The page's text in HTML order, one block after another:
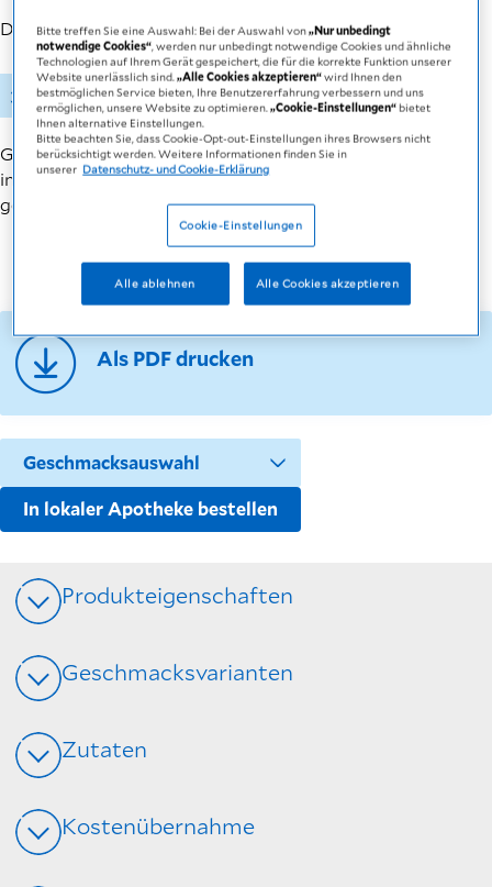
Der schmackhafte Energieschub und das Plus an Eiweiss
300 kcal 20 g Protein 6 Aromen
Gebrauchsfertige Trinknahrung mit hohem Eiweissgehalt
in köstlichen Geschmackssorten. Auch für Diabetiker
geeignet.
Als PDF drucken
In lokaler Apotheke bestellen
Produkteigenschaften
Geschmacksvarianten
Zutaten
Kostenübernahme
Bitte treffen Sie eine Auswahl: Bei der Auswahl von„Nur unbedingt
notwendige Cookies“, werden nur unbedingt notwendige Cookies und ähnliche
Technologien auf Ihrem Gerät gespeichert, die für die korrekte Funktion unserer
Website unerlässlich sind.„Alle Cookies akzeptieren“wird Ihnen den
bestmöglichen Service bieten, Ihre Benutzererfahrung verbessern und uns
ermöglichen, unsere Website zu optimieren.„Cookie-Einstellungen“bietet
Ihnen alternative Einstellungen.
Bitte beachten Sie, dass Cookie-Opt-out-Einstellungen ihres Browsers nicht
berücksichtigt werden. Weitere Informationen finden Sie in
unserer Datenschutz- und Cookie-Erklärung
Cookie-Einstellungen
Alle ablehnen Alle Cookies akzeptieren